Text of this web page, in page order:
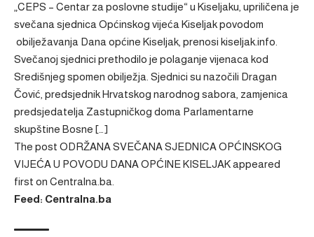
„CEPS – Centar za poslovne studije“ u Kiseljaku, upriličena je
svečana sjednica Općinskog vijeća Kiseljak povodom
obilježavanja Dana općine Kiseljak, prenosi kiseljak.info.
Svečanoj sjednici prethodilo je polaganje vijenaca kod
Središnjeg spomen obilježja. Sjednici su nazočili Dragan
Čović, predsjednik Hrvatskog narodnog sabora, zamjenica
predsjedatelja Zastupničkog doma Parlamentarne
skupštine Bosne […]
The post ODRŽANA SVEČANA SJEDNICA OPĆINSKOG
VIJEĆA U POVODU DANA OPĆINE KISELJAKappeared
first on Centralna.ba
Feed: Centralna.ba